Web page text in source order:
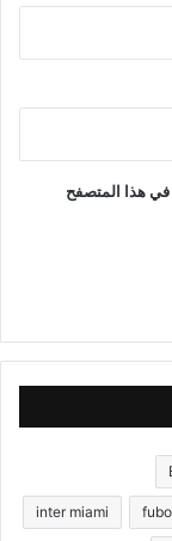
في هذا المتصفح
inter miami